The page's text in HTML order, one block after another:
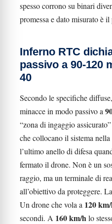
spesso corrono su binari
promessa e dato misurato è
Inferno RTC
passivo a 90-120
40
Secondo le specifiche diffuse,
minacce in modo passivo a
“zona di ingaggio
che collocano il sistema
l’ultimo anello di difesa
fermato il drone. Non è un
raggio, ma un terminale di
all’obiettivo da proteggere.
Un drone che vola a 120
secondi. A 160 km/hlo